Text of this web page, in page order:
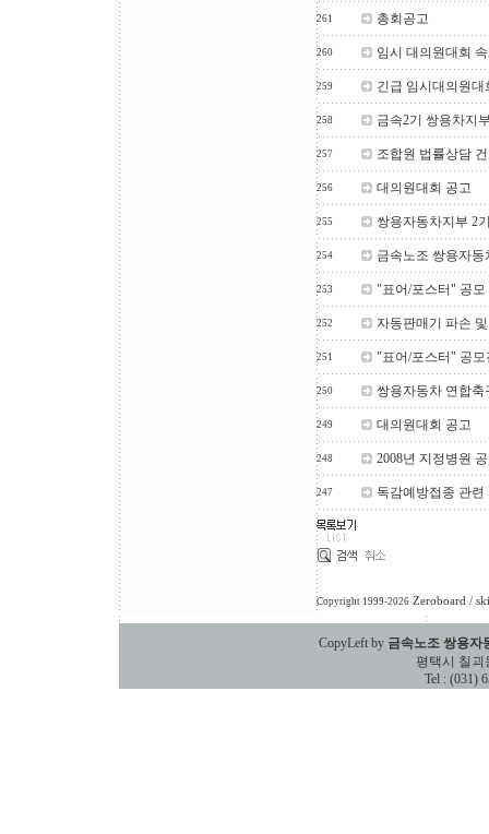
261 총회공고
260 임시 대의원대회
259 긴급 임시대의원대
258 금속2기 쌍용차지
257 조합원 법률상담 건
256 대의원대회 공고
255 쌍용자동차지부 2
254 금속노조 쌍용자
253 "표어/포스터" 공모
252 자동판매기 파손
251 "표어/포스터" 공모
250 쌍용자동차 연합
249 대의원대회 공고
248 2008년 지정병원
247 독감예방접종 관련
Copyright 1999-2026 Zeroboard /
CopyLeft by 금속노조 쌍용자
평택시 칠괴동
Tel : (031)